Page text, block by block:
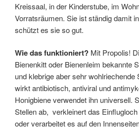
Kreissaal, in der Kinderstube, im
Vorratsräumen. Sie ist ständig damit
schützt es sie so gut.
Wie das funktioniert? Mit Propolis!
Bienenkitt oder Bienenleim bekannte
und klebrige aber sehr wohlriechende
wirkt antibiotisch, antiviral und
Honigbiene verwendet ihn universell.
Stellen ab, verkleinert das
oder verarbeitet es auf den